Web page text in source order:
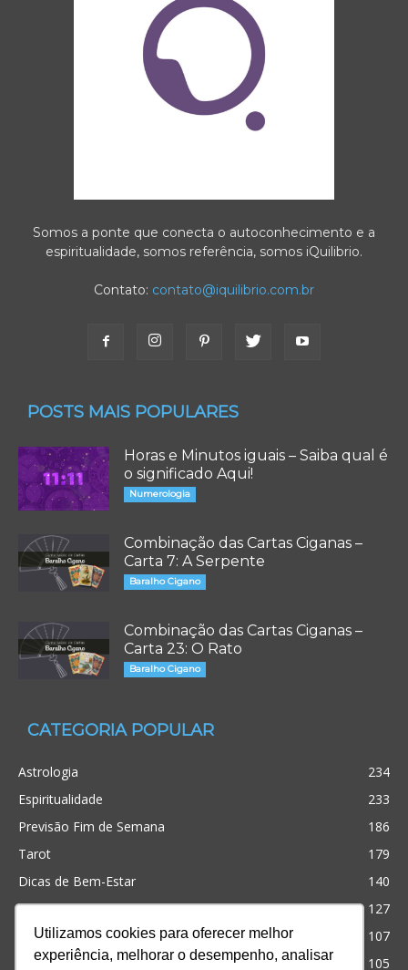
Utilizamos cookies para oferecer melhor
experiência, melhorar o desempenho, analisar
Somos a ponte que conecta o autoconhecimento e a
espiritualidade, somos referência, somos iQuilibrio.
Contato: contato@iquilibrio.com.br
POSTS MAIS POPULARES
Horas e Minutos iguais – Saiba qual é
o significado Aqui!
Numerologia
Combinação das Cartas Ciganas –
Carta 7: A Serpente
Baralho Cigano
Combinação das Cartas Ciganas –
Carta 23: O Rato
Baralho Cigano
CATEGORIA POPULAR
Astrologia
234
Espiritualidade
233
Previsão Fim de Semana
186
Tarot
179
Dicas de Bem-Estar
140
Cristianismo
127
Simpatias
107
Significado dos sonhos
105